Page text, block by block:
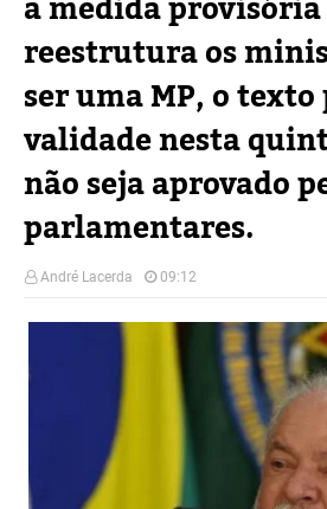
reestrutura os
ser uma MP, o
validade nesta
não seja aprovado
parlamentares.
André Lacerda 09:12